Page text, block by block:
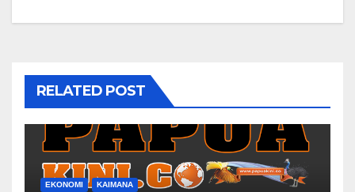
RELATED POST
EKONOMI KAIMANA